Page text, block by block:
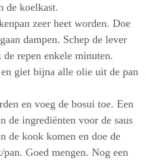
de koelkast.
zeer heet worden. Doe
dampen. Schep de lever
repen enkele minuten.
giet bijna alle olie uit de pan
en voeg de bosui toe. Een
de ingrediënten voor de saus
de kook komen en doe de
Goed mengen. Nog een